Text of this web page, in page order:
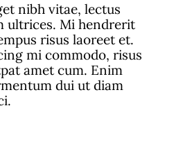
nibh vitae, lectus
ultrices. Mi hendrerit
risus laoreet et.
mi commodo, risus
amet cum. Enim
dui ut diam